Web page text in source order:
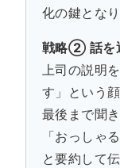
化の鍵となり
戦略② 話を
上司の説明
す」という
最後まで聞
「おっしゃ
と要約して